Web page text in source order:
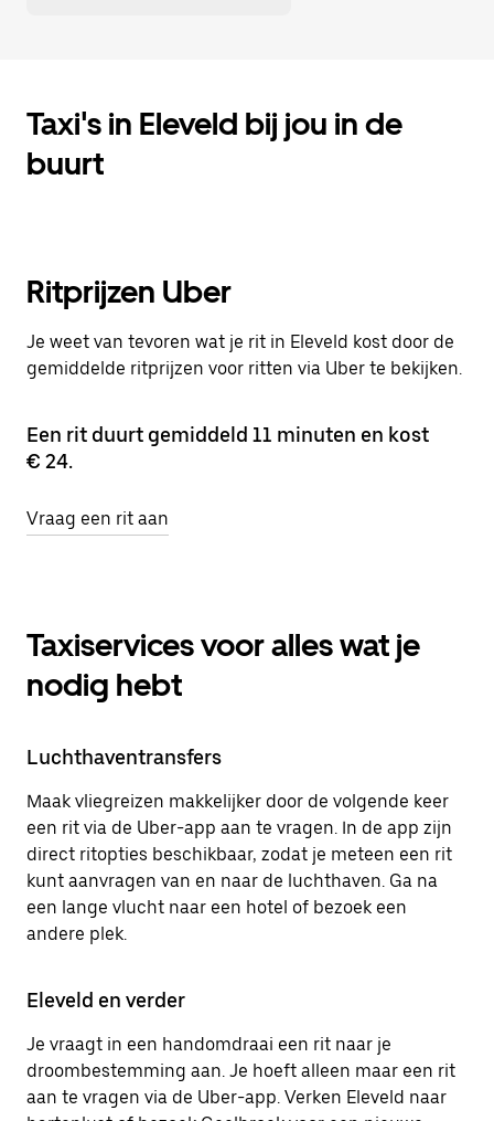
Taxi's in Eleveld bij jou in de
buurt
Ritprijzen Uber
Je weet van tevoren wat je rit in Eleveld kost door de
gemiddelde ritprijzen voor ritten via Uber te bekijken.
Een rit duurt gemiddeld 11 minuten en kost
€ 24.
Vraag een rit aan
Taxiservices voor alles wat je
nodig hebt
Luchthaventransfers
Maak vliegreizen makkelijker door de volgende keer
een rit via de Uber-app aan te vragen. In de app zijn
direct ritopties beschikbaar, zodat je meteen een rit
kunt aanvragen van en naar de luchthaven. Ga na
een lange vlucht naar een hotel of bezoek een
andere plek.
Eleveld en verder
Je vraagt in een handomdraai een rit naar je
droombestemming aan. Je hoeft alleen maar een rit
aan te vragen via de Uber-app. Verken Eleveld naar